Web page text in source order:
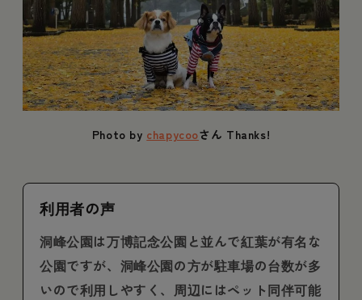
Photo by chapycooさん Thanks!
利用者の声
洞峰公園は万博記念公園と並んで紅葉が有名な
公園ですが、洞峰公園の方が駐車場の台数が多
いので利用しやすく、周辺にはペット同伴可能